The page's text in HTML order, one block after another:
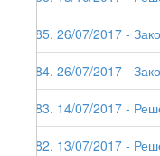
185. 26/07/2017 -
184. 26/07/2017 -
183. 14/07/2017 -
182. 13/07/2017 -